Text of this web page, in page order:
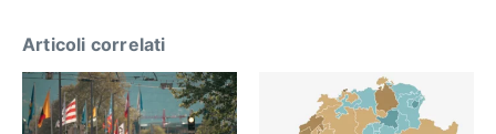
Articoli correlati